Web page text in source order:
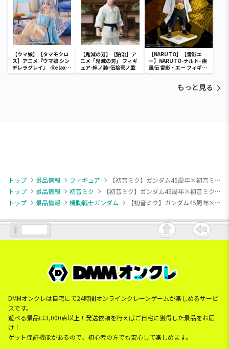
【ウマ娘】【タマモクロ
ス】アニメ『ウマ娘 シン
デレラグレイ』 -Relax
time-タマモクロス
【鬼滅の刃】【狛治】ア
ニメ「鬼滅の刃」 フィギ
ュア-絆ノ装-伍拾壱ノ型
【NARUTO】【雷影エ
ー】NARUTO-ナルト- 疾
風伝 雷影・エー フィギュ
ア～五影集結…!!～
もっと見る
トップ 景品情報 フィギュア
【初音ミク】ガンダム45周年×初音ミク フィギュア シャアザクぐるみ [初音ミクVer.]
トップ
景品情報 初音ミク
【初音ミク】ガンダム45周年×初音ミク フィギュア シャアザクぐるみ [初音ミクVer.]
トップ
景品情報 機動戦士ガンダム 【初音ミク】ガンダム45周年×初音ミク フィギュア シャアザクぐるみ [初音ミクVer.]
DMMオンクレは自宅にて24時間オンラインクレーンゲームが楽しめるサービ
スです。
遊べる景品は3,000点以上！発送依頼を行えばご自宅に獲得した景品をお届
け！
ゲット保証機能があるので、初心者の方でも安心して楽しめます。